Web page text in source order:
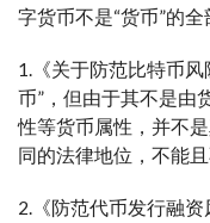
字货币不是“货币”的全
1.《关于防范比特币
币”，但由于其不是由
性等货币属性，并不
同的法律地位，不能
2.《防范代币发行融